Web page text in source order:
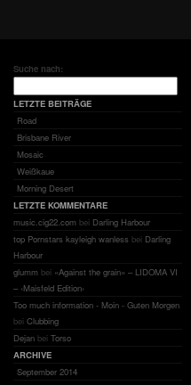
Suche nach:
LETZTE BEITRÄGE
Road
Brisbane River
Mosaic
Weißkaue
Morning Desert
LETZTE KOMMENTARE
music.cig22.com bei Darling Harbour
top Pornstars kayleigh wanless bei Darling
Harbour
glumm bei «Against the grain» – LIDOMA VI
– ‹Maisfeld Edition›
Too much information - Moin - Guten Morgen
bei Clubbing
Dejan bei Torso
ARCHIVE
September 2014